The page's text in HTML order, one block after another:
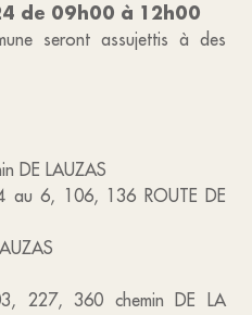
de 09h00 à 12h00
seront assujettis à des
DE LAUZAS
6, 106, 136 ROUTE DE
227, 360 chemin DE LA